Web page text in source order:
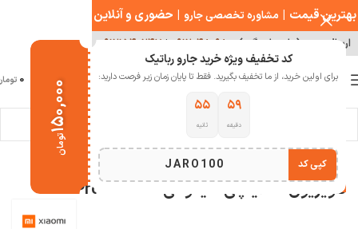
کد تخفیف ویژه خرید جارو رباتیک
برای اولین خرید، از ما تخفیف بگیرید. فقط تا پایان زمان زیر فرصت دارید:
۵۹
دقیقه
۵۵
ثانیه
JARO100 کپی کد
۱۵۰,۰۰۰
تومان
منو 0
خانه
-28%
بزرگنمایی تصویر
تلویزیون ۶۵ اینچی شیائومی A Pro 65 2026
بهترین قیمت | مشاوره تخصصی جارو | حضوری و آنلاین
ارسال سریع ( با هماهنگی ) ۰۹۱۲۰۴۸۰۹۸۰ | ۰۹۱۲۱۵۴۰۲۴۷